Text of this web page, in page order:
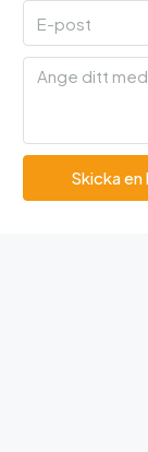
Skicka